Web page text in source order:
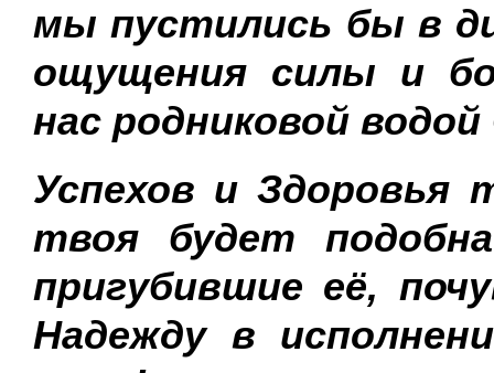
мы пустились бы в
ощущения силы и
нас родниковой
Успехов и Здоровья
твоя будет
пригубившие её,
Надежду в